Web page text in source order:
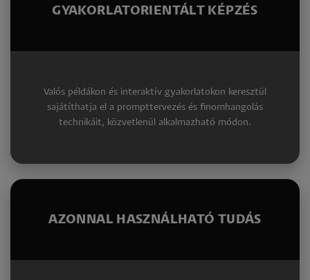
GYAKORLATORIENTÁLT KÉPZÉS
Valós példákon és interaktív gyakorlatokon keresztül
sajátíthatja el a prompttervezés és finomhangolás
technikáit, közvetlenül alkalmazható módon.
AZONNAL HASZNÁLHATÓ TUDÁS